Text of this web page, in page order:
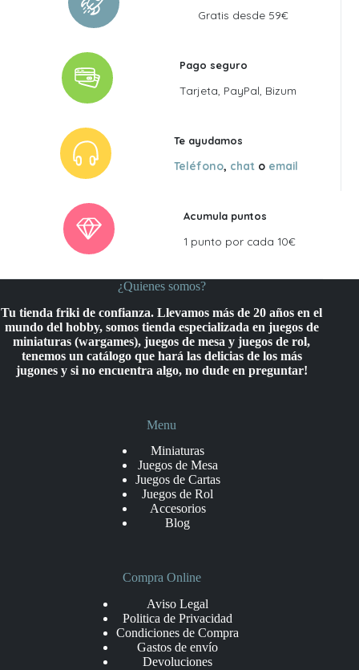
Gratis desde 59€
Pago seguro
Tarjeta, PayPal, Bizum
Te ayudamos
Teléfono, chat o email
Acumula puntos
1 punto por cada 10€
¿Quienes somos?
Tu tienda friki de confianza. Llevamos más de 20 años en el
mundo del hobby, somos tienda especializada en juegos de
miniaturas (wargames), juegos de mesa y juegos de rol,
tenemos un catálogo que hará las delicias de los más
jugones y si no encuentra algo, no dude en preguntar!
Menu
Miniaturas
Juegos de Mesa
Juegos de Cartas
Juegos de Rol
Accesorios
Blog
Compra Online
Aviso Legal
Politica de Privacidad
Condiciones de Compra
Gastos de envío
Devoluciones